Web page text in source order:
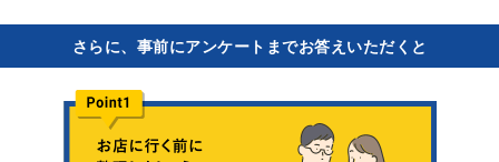
さらに、事前にアンケートまでお答えいただくと